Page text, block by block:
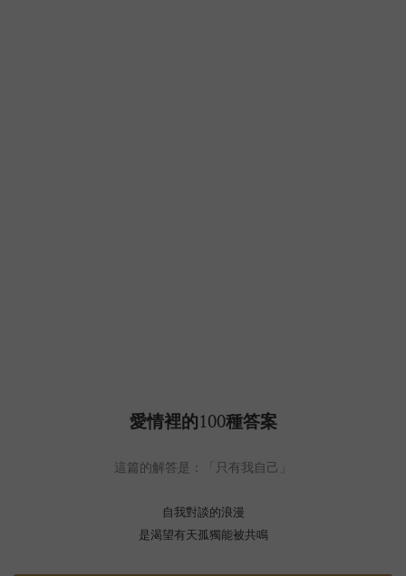
愛情裡的100種答案
這篇的解答是：「只有我自己」
自我對談的浪漫
是渴望有天孤獨能被共鳴